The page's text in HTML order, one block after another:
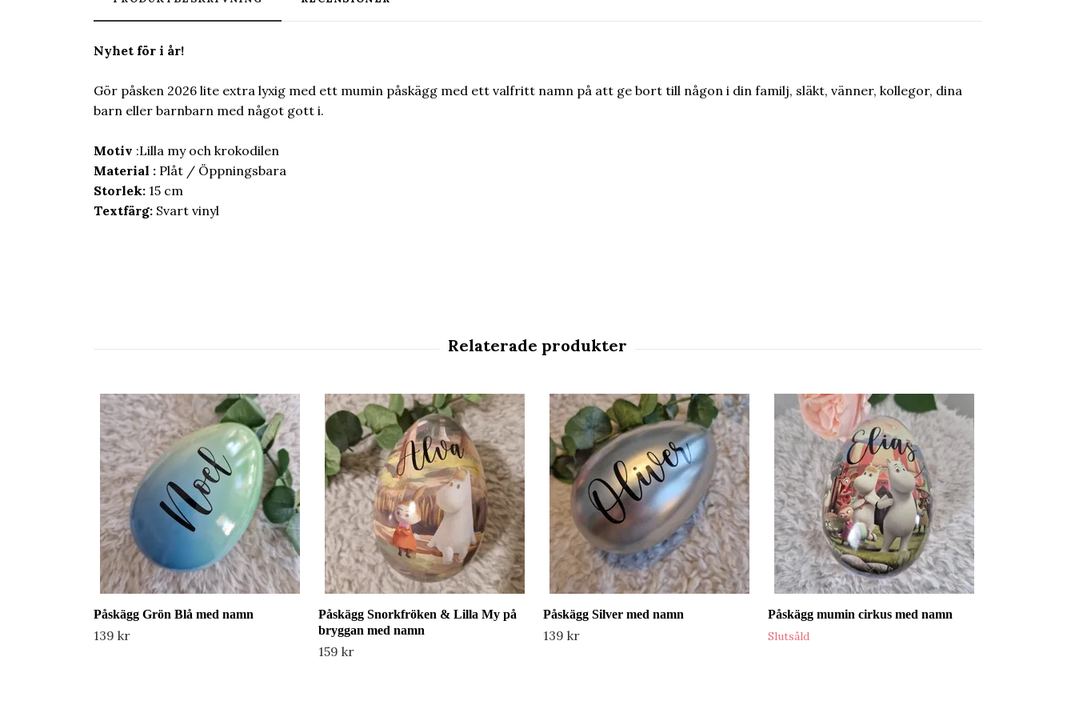
Nyhet för i år!
Gör påsken 2026 lite extra lyxig med ett mumin påskägg med ett valfritt namn på att ge bort till någon i din familj, släkt, vänner, kollegor, dina
barn eller barnbarn med något gott i.
Motiv :Lilla my och krokodilen
Material : Plåt / Öppningsbara
Storlek: 15 cm
Textfärg: Svart vinyl
Påskägg Grön Blå med namn
139 kr
Påskägg Snorkfröken & Lilla My på
bryggan med namn
159 kr
Påskägg Silver med namn
139 kr
Påskägg mumin cirkus med namn
Slutsåld